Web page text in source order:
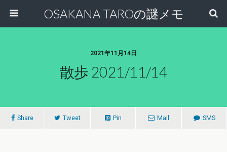
OSAKANA TAROの謎メモ
2021年11月14日
散歩 2021/11/14
Share Tweet Pin Mail SMS